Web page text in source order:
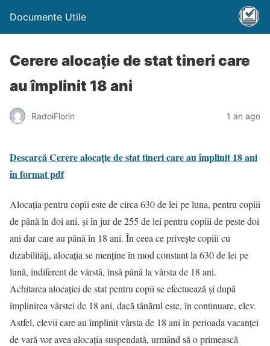
Documente Utile
Cerere alocație de stat tineri care
au împlinit 18 ani
RadoiFlorin 1 an ago
Descarcă Cerere alocație de stat tineri care au împlinit 18 ani
în format pdf
Alocaţia pentru copii este de circa 630 de lei pe luna, pentru copiii
de până în doi ani, şi în jur de 255 de lei pentru copiii de peste doi
ani dar care au până în 18 ani. În ceea ce priveşte copiii cu
dizabilităţi, alocaţia se menţine în mod constant la 630 de lei pe
lună, indiferent de vârstă, însă până la vârsta de 18 ani.
Achitarea alocaţiei de stat pentru copii se efectuează şi după
împlinirea vârstei de 18 ani, dacă tânărul este, în continuare, elev.
Astfel, elevii care au împlinit vârsta de 18 ani în perioada vacanţei
de vară vor avea alocaţia suspendată, urmând să o primească